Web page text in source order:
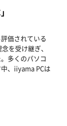
価されている
を受け継ぎ、
多くのパソコ
、iiyama PCは